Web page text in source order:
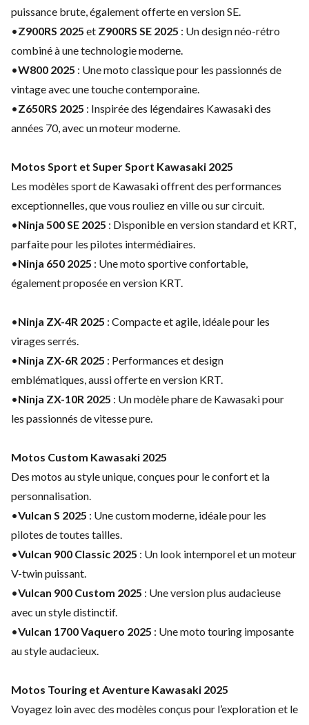
puissance brute, également offerte en version SE.
•Z900RS 2025 et Z900RS SE 2025 : Un design néo-rétro
combiné à une technologie moderne.
•W800 2025 : Une moto classique pour les passionnés de
vintage avec une touche contemporaine.
•Z650RS 2025 : Inspirée des légendaires Kawasaki des
années 70, avec un moteur moderne.
Motos Sport et Super Sport Kawasaki 2025
Les modèles sport de Kawasaki offrent des performances
exceptionnelles, que vous rouliez en ville ou sur circuit.
•Ninja 500 SE 2025 : Disponible en version standard et KRT,
parfaite pour les pilotes intermédiaires.
•Ninja 650 2025 : Une moto sportive confortable,
également proposée en version KRT.
•Ninja ZX-4R 2025 : Compacte et agile, idéale pour les
virages serrés.
•Ninja ZX-6R 2025 : Performances et design
emblématiques, aussi offerte en version KRT.
•Ninja ZX-10R 2025 : Un modèle phare de Kawasaki pour
les passionnés de vitesse pure.
Motos Custom Kawasaki 2025
Des motos au style unique, conçues pour le confort et la
personnalisation.
•Vulcan S 2025 : Une custom moderne, idéale pour les
pilotes de toutes tailles.
•Vulcan 900 Classic 2025 : Un look intemporel et un moteur
V-twin puissant.
•Vulcan 900 Custom 2025 : Une version plus audacieuse
avec un style distinctif.
•Vulcan 1700 Vaquero 2025 : Une moto touring imposante
au style audacieux.
Motos Touring et Aventure Kawasaki 2025
Voyagez loin avec des modèles conçus pour l’exploration et le